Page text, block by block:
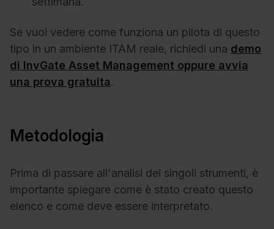
Se vuoi vedere come funziona un pilota di questo
tipo in un ambiente ITAM reale, richiedi una demo
di InvGate Asset Management oppure avvia
una prova gratuita.
Metodologia
Prima di passare all'analisi dei singoli strumenti, è
importante spiegare come è stato creato questo
elenco e come deve essere interpretato.